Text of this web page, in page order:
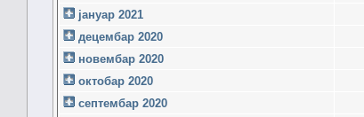
јануар 2021
децембар 2020
новембар 2020
октобар 2020
септембар 2020